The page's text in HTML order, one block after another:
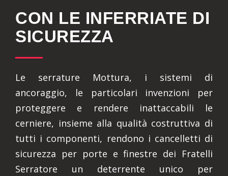
CON LE INFERRIATE DI
SICUREZZA
Le serrature Mottura, i sistemi di
ancoraggio, le particolari invenzioni per
proteggere e rendere inattaccabili le
cerniere, insieme alla qualità costruttiva di
tutti i componenti, rendono i cancelletti di
sicurezza per porte e finestre dei Fratelli
Serratore un deterrente unico per